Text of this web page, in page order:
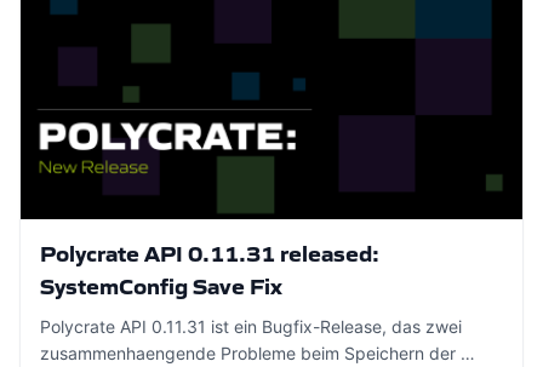
Polycrate API 0.11.31 released:
SystemConfig Save Fix
Polycrate API 0.11.31 ist ein Bugfix-Release, das zwei
zusammenhaengende Probleme beim Speichern der …